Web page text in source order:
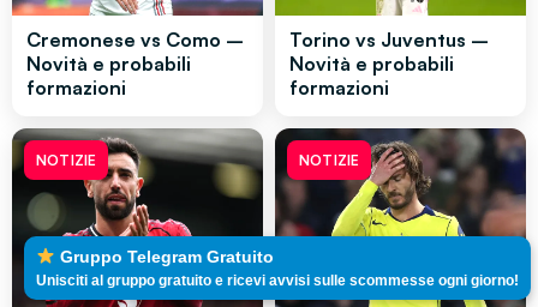
Cremonese vs Como –
Novità e probabili
formazioni
Torino vs Juventus –
Novità e probabili
formazioni
NOTIZIE NOTIZIE
Gruppo Telegram Gratuito
Unisciti al gruppo gratuito e ricevi avvisi sulle scommesse ogni giorno!